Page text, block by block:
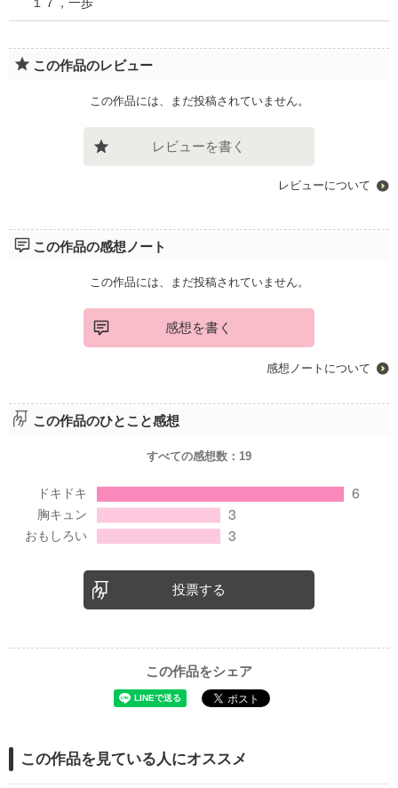
１７，一歩
この作品のレビュー
この作品には、まだ投稿されていません。
レビューを書く
レビューについて
この作品の感想ノート
この作品には、まだ投稿されていません。
感想を書く
感想ノートについて
この作品のひとこと感想
すべての感想数： 19
投票する
この作品をシェア
この作品を見ている人にオススメ